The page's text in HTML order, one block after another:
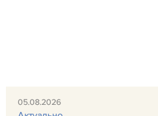
05.08.2026